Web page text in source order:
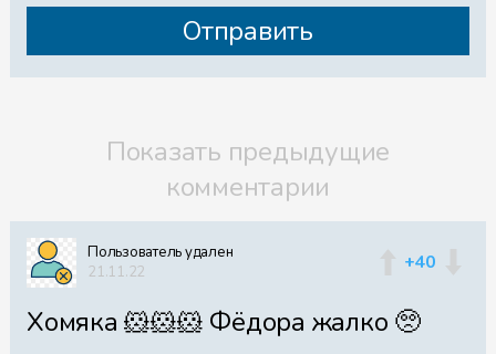
Показать предыдущие
комментарии
Пользователь удален
21.11.22
+40
Хомяка 🐹🐹🐹 Фëдора жалко 🥺